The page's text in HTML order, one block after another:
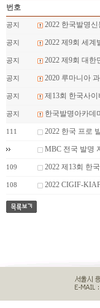
번호
공지 2022 한국발명
공지 2022 제9회 세
공지 2022 제9회 대
공지 2020 루마니아
공지 제13회 한국사
공지 한국발명아카데
111 2022 한국 프로
MBC 전국 발명
109 2022 제13회 한
108 2022 CIGIF-